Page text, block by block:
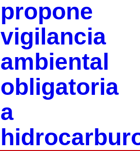
propone
vigilancia
ambiental
obligatoria
a